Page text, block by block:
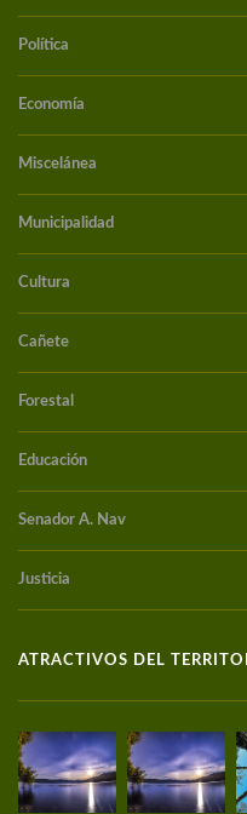
Política
Economía
Miscelánea
Municipalidad
Cultura
Cañete
Forestal
Educación
Senador A. Nav
Justicia
ATRACTIVOS DEL